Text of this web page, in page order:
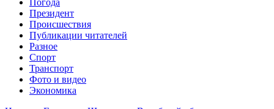
Погода
Президент
Происшествия
Публикации читателей
Разное
Спорт
Транспорт
Фото и видео
Экономика